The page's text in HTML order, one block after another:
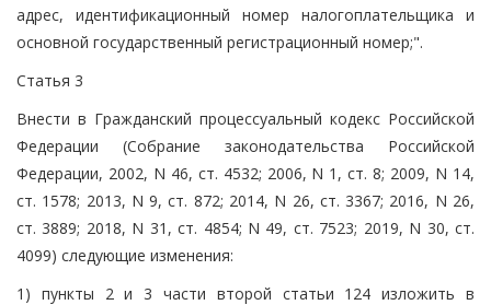
адрес, идентификационный номер налогоплательщика и
основной государственный регистрационный номер;".
Статья 3
Внести в Гражданский процессуальный кодекс Российской
Федерации (Собрание законодательства Российской
Федерации, 2002, N 46, ст. 4532; 2006, N 1, ст. 8; 2009, N 14,
ст. 1578; 2013, N 9, ст. 872; 2014, N 26, ст. 3367; 2016, N 26,
ст. 3889; 2018, N 31, ст. 4854; N 49, ст. 7523; 2019, N 30, ст.
4099) следующие изменения:
1) пункты 2 и 3 части второй статьи 124 изложить в